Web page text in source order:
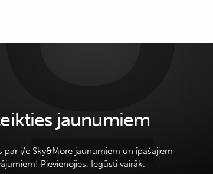
jaunumiem
par i/c Sky&More jaunumiem un īpašajiem
Pievienojies. Iegūsti vairāk.